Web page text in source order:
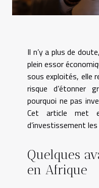
Il n’y a plus de
plein essor
sous exploités, elle
risque d’étonner
pourquoi ne pas
Cet article met
d’investissement
Quelques
en Afrique